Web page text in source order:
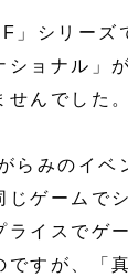
」シリーズ
ショナル」
せんでした
らみのイベ
ゲームで
ライスでゲ
ですが、「